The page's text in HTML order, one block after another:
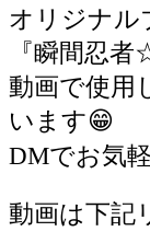
オリジナル
『瞬間忍
動画で使用
います😁
DMでお気
動画は下記